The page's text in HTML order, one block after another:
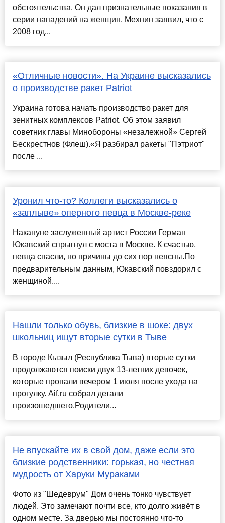
обстоятельства. Он дал признательные показания в
серии нападений на женщин. Мехнин заявил, что с
2008 год...
«Отличные новости». На Украине высказались
о производстве ракет Patriot
Украина готова начать производство ракет для
зенитных комплексов Patriot. Об этом заявил
советник главы Минобороны «незалежной» Сергей
Бескрестнов (Флеш).«Я разбирал ракеты "Пэтриот"
после ...
Уронил что-то? Коллеги высказались о
«заплыве» оперного певца в Москве-реке
Накануне заслуженный артист России Герман
Юкавский спрыгнул с моста в Москве. К счастью,
певца спасли, но причины до сих пор неясны.По
предварительным данным, Юкавский повздорил с
женщиной....
Нашли только обувь, близкие в шоке: двух
школьниц ищут вторые сутки в Тыве
В городе Кызыл (Республика Тыва) вторые сутки
продолжаются поиски двух 13-летних девочек,
которые пропали вечером 1 июля после ухода на
прогулку. Aif.ru собрал детали
произошедшего.Родители...
Не впускайте их в свой дом, даже если это
близкие родственники: горькая, но честная
мудрость от Харуки Мураками
Фото из "Шедеврум" Дом очень тонко чувствует
людей. Это замечают почти все, кто долго живёт в
одном месте. За дверью мы постоянно что-то